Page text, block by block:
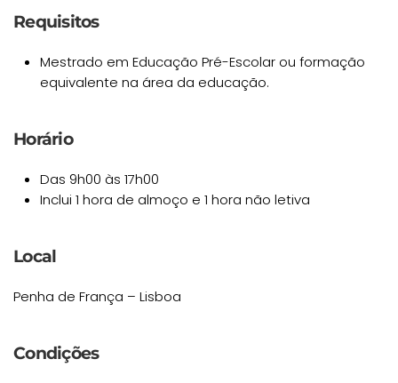
Requisitos
Mestrado em Educação Pré-Escolar ou formação
equivalente na área da educação.
Horário
Das 9h00 às 17h00
Inclui 1 hora de almoço e 1 hora não letiva
Local
Penha de França – Lisboa
Condições